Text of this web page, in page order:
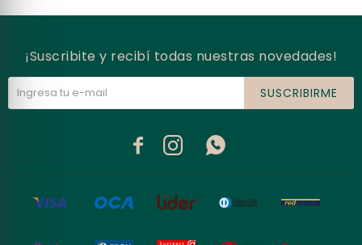
¡Suscribite y recibí todas nuestras novedades!
SUSCRIBIRME
  